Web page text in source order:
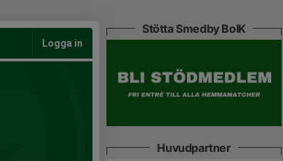
Logga in
Stötta Smedby BoIK
Huvudpartner